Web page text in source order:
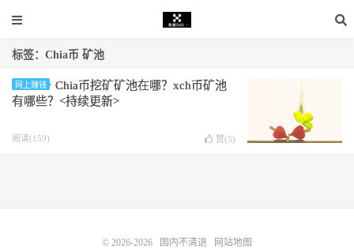
标签：Chia币 矿池
网上赚钱
Chia币挖矿矿池在哪？xch币矿池
有哪些？<持续更新>
阅读(159) 赞(5)
© 2026-2026 国内不清退 网站地图